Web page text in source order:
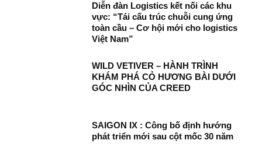
Diễn đàn Logistics kết nối các khu
vực: “Tái cấu trúc chuỗi cung ứng
toàn cầu – Cơ hội mới cho logistics
Việt Nam”
WILD VETIVER – HÀNH TRÌNH
KHÁM PHÁ CỎ HƯƠNG BÀI DƯỚI
GÓC NHÌN CỦA CREED
SAIGON IX : Công bố định hướng
phát triển mới sau cột mốc 30 năm